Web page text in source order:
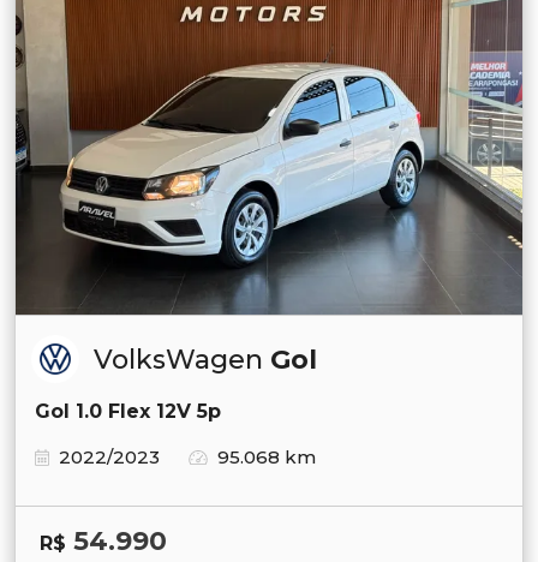
VolksWagen Gol
Gol 1.0 Flex 12V 5p
2022/2023
95.068 km
R$ 54.990